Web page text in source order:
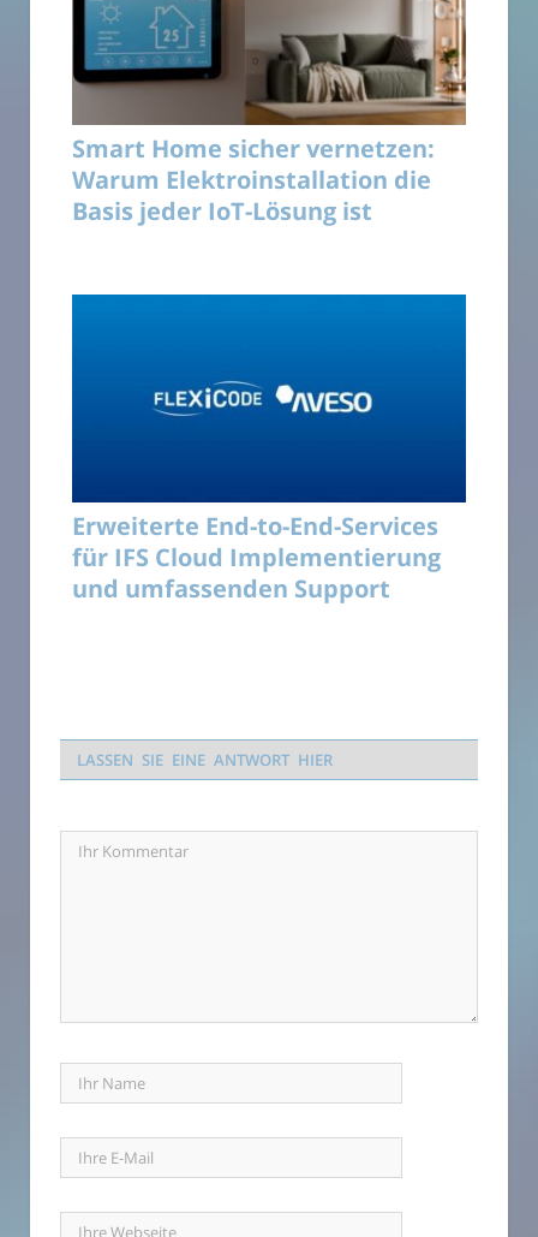
Smart Home sicher vernetzen:
Warum Elektroinstallation die
Basis jeder IoT-Lösung ist
Erweiterte End-to-End-Services
für IFS Cloud Implementierung
und umfassenden Support
LASSEN SIE EINE ANTWORT HIER